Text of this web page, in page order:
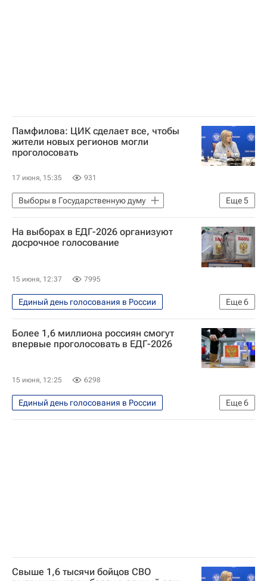
Памфилова: ЦИК сделает все, чтобы
жители новых регионов могли
проголосовать
17 июня, 15:35 931
Еще5
Выборы в Государственную думу
Политика
Россия
Элла Памфилова
Владимир Путин
На выборах в ЕДГ-2026 организуют
досрочное голосование
15 июня, 12:37 7995
Еще6
Единый день голосования в России
Выборы в Государственную думу
Политика
Элла Памфилова
Россия
Более 1,6 миллиона россиян смогут
впервые проголосовать в ЕДГ-2026
15 июня, 12:25 6298
Еще6
Единый день голосования в России
Выборы в Государственную думу
Свыше 1,6 тысячи бойцов СВО